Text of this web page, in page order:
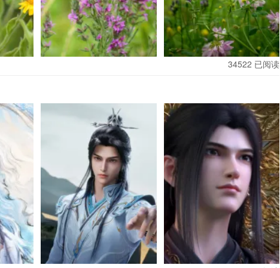
，比如免疫力下降、体力衰退。这些大实话，瞬间戳中无数妈妈族的
和我们一样，会累会犹豫。”
焦点也开始转向。越来越多声音批评媒体对女明星身体的“周期性窥
生育计划像在完成催生KPI”。支持者则认为，昆凌从“梦想六胎”到“理
女性生育自主意识的觉醒——不再被外界期待绑架，而是把健康放在
周杰伦此前已表态“尊重妻子意愿”，而昆凌此次的回应，更清晰地划
既保留“顺其自然”的弹性，又明确“以我为主”的底线。当“催生”的旧脚
，或许社会真正该听的，正是昆凌那句：“该对自己身体好一点。”
34522 已阅读